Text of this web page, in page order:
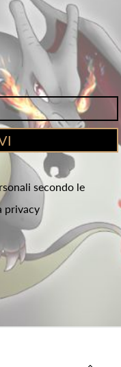
secondo le
privacy